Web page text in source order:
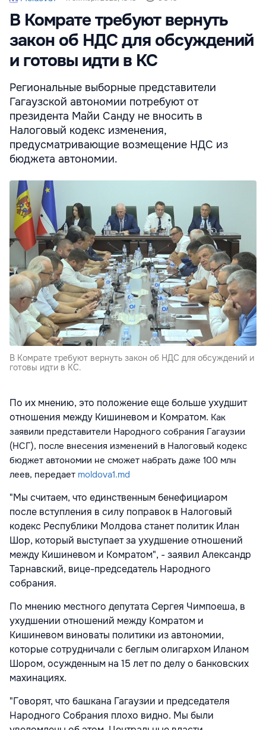
В Комрате требуют вернуть
закон об НДС для обсуждений
и готовы идти в КС
Региональные выборные представители
Гагаузской автономии потребуют от
президента Майи Санду не вносить в
Налоговый кодекс изменения,
предусматривающие возмещение НДС из
бюджета автономии.
В Комрате требуют вернуть закон об НДС для обсуждений и
готовы идти в КС.
По их мнению, это положение еще больше ухудшит
отношения между Кишиневом и Комратом. Как
заявили представители Народного собрания Гагаузии
(НСГ), после внесения изменений в Налоговый кодекс
бюджет автономии не сможет набрать даже 100 млн
леев, передает moldova1.md
"Мы считаем, что единственным бенефициаром
после вступления в силу поправок в Налоговый
кодекс Республики Молдова станет политик Илан
Шор, который выступает за ухудшение отношений
между Кишиневом и Комратом", - заявил Александр
Тарнавский, вице-председатель Народного
собрания.
По мнению местного депутата Сергея Чимпоеша, в
ухудшении отношений между Комратом и
Кишиневом виноваты политики из автономии,
которые сотрудничали с беглым олигархом Иланом
Шором, осужденным на 15 лет по делу о банковских
махинациях.
"Говорят, что башкана Гагаузии и председателя
Народного Собрания плохо видно. Мы были